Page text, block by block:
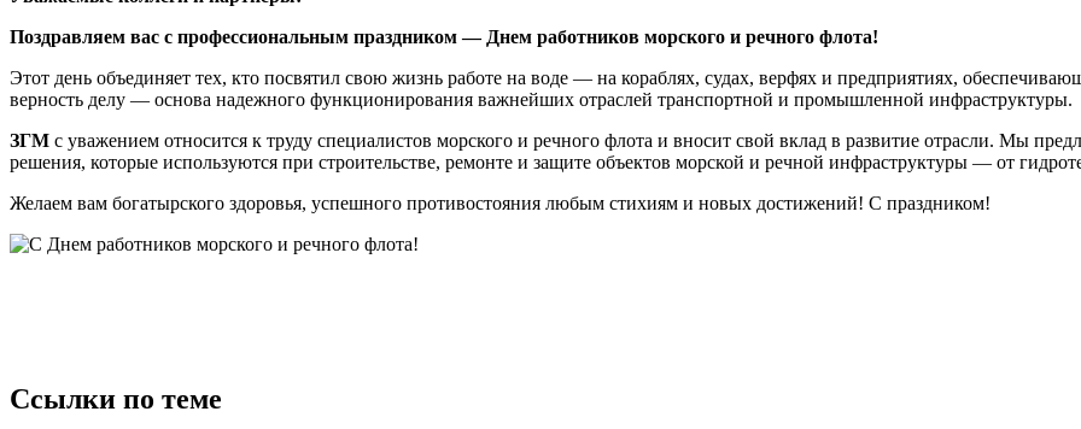
Поздравляем вас с профессиональным праздником — Днем работников морского и речного флота!
Этот день объединяет тех, кто посвятил свою жизнь работе на воде — на кораблях, судах, верфях и предприятиях,
верность делу — основа надежного функционирования важнейших отраслей транспортной и промышленной инфраструктуры.
ЗГМ с уважением относится к труду специалистов морского и речного флота и вносит свой вклад в развитие отрасли. Мы
решения, которые используются при строительстве, ремонте и защите объектов морской и речной инфраструктуры — от
Желаем вам богатырского здоровья, успешного противостояния любым стихиям и новых достижений! С праздником!
Ссылки по теме